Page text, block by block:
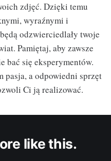
zdjęć. Dzięki temu
wyraźnymi i
odzwierciedlały twoje
Pamiętaj, aby zawsze
bać się eksperymentów.
pasja, a odpowiedni sprzęt
Ci ją realizować.
like this.